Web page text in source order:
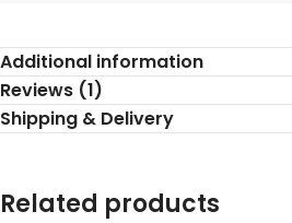
Additional information
Reviews (1)
Shipping & Delivery
Related products